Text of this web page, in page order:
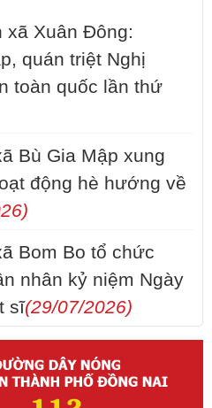
xã Xuân Đông:
quán triệt Nghị
toàn quốc lần thứ
Bù Gia Mập xung
động hè hướng về
Bom Bo tổ chức
nhân kỷ niệm Ngày
sĩ(29/07/2026)